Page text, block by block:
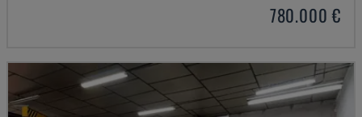
780.000 €